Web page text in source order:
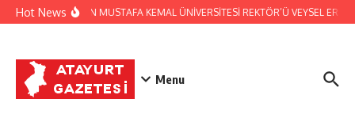
İçeriğe atla
Hot News
HATSO’DAN MUSTAFA KEMAL ÜNİVERSİTESİ REKTÖR’Ü VEYSEL
Menu